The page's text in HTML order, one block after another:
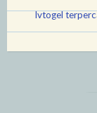
lvtogel